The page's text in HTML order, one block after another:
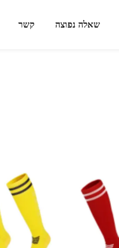
קשר שאלה נפוצה